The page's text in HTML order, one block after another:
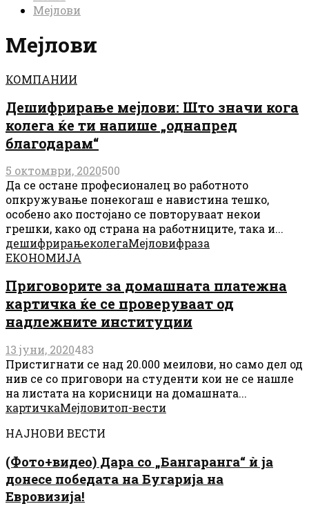
Мејлови
Мејлови
КОМПАНИИ
Дешифрирање мејлови: Што значи кога
колега ќе ти напише „однапред
благодарам“
5 октомври, 2020500
Да се ​​остане професионалец во работното
опкружување понекогаш е навистина тешко,
особено ако постојано се повторуваат некои
грешки, како од страна на работниците, така и...
дешифрирањеколегаМејловифраза
ЕКОНОМИЈА
Приговорите за домашната платежна
картичка ќе се проверуваат од
надлежните институции
13 јуни, 2020483
Пристигнати се над 20.000 меилови, но само дел од
нив се со приговори на студенти кои не се нашле
на листата на корисници на домашната...
картичкаМејловитоп-вести
НАЈНОВИ ВЕСТИ
(Фото+видео) Дара со „Бангаранга“ ѝ ја
донесе победата на Бугарија на
Евровизија!